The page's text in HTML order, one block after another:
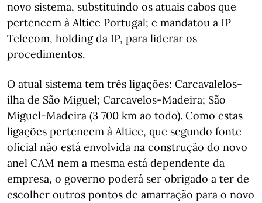
novo sistema, substituindo os atuais cabos que
pertencem à Altice Portugal; e mandatou a IP
Telecom, holding da IP, para liderar os
procedimentos.
O atual sistema tem três ligações: Carcavalelos-
ilha de São Miguel; Carcavelos-Madeira; São
Miguel-Madeira (3 700 km ao todo). Como estas
ligações pertencem à Altice, que segundo fonte
oficial não está envolvida na construção do novo
anel CAM nem a mesma está dependente da
empresa, o governo poderá ser obrigado a ter de
escolher outros pontos de amarração para o novo